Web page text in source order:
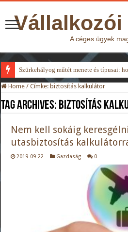
Vállalkozói
A céges ügyek
Szürkehályog műtét menete és típusai:
Home / Címke: biztosítás kalkulátor
Tag Archives: biztosítás
Nem kell sokáig
utasbiztosítás
2019-09-22 Gazdaság 0